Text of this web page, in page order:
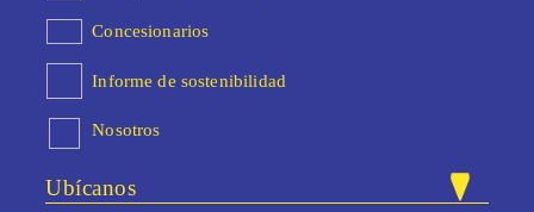
Concesionarios
Informe de sostenibilidad
Nosotros
Ubícanos